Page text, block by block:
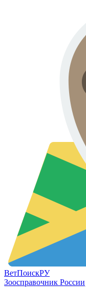
ВетПоискРУ
Зоосправочник России